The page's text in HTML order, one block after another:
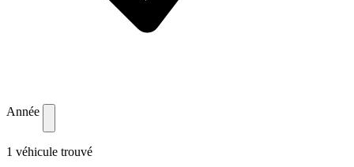
Année
1 véhicule trouvé